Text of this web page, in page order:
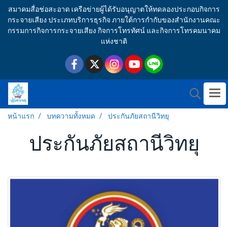
สมาคมสื่อช่อสะอาด เครือข่ายผู้ได้รับอนุญาตให้ทดลองประกอบกิจการ
กระจายเสียง ประเภทบริการธุรกิจ ภายใต้การกำกับของสำนักงานคณะ
กรรมการกิจการกระจายเสียง กิจการโทรทัศน์ และกิจการโทรคมนาคม
แห่งชาติ
หน้าแรก บทความทั้งหมด ประกันภัยสถานีวิทยุ
ประกันภัยสถานีวิทยุ